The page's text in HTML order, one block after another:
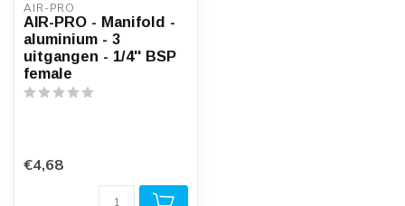
AIR-PRO
AIR-PRO - Manifold -
aluminium - 3
uitgangen - 1/4'' BSP
female
€4,68